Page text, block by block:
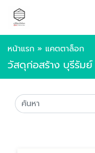
หน้าแรก » แคตตาล็อก
วัสดุก่อสร้าง บุรีรัม